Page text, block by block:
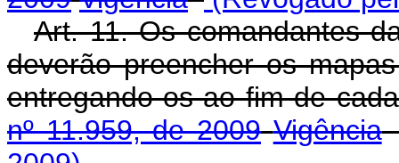
Art. 11. Os comandantes
deverão preencher os
entregando-os ao fim de
nº 11.959, de 2009 Vigência